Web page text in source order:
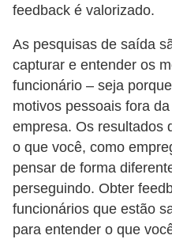
feedback é valorizado.
As pesquisas de saída
capturar e entender os
funcionário – seja
motivos pessoais fora
empresa. Os resultados
o que você, como
pensar de forma
perseguindo. Obter
funcionários que estão
para entender o que